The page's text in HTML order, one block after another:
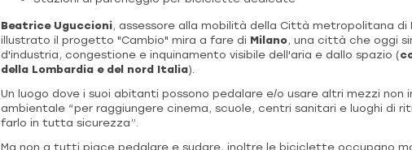
Beatrice Uguccioni, assessore alla mobilità della Città metropolitana di
illustrato il progetto "Cambio" mira a fare di Milano, una città che oggi
d'industria, congestione e inquinamento visibile dell'aria e dallo spazio (
della Lombardia e del nord Italia).
Un luogo dove i suoi abitanti possono pedalare e/o usare altri mezzi non
ambientale “per raggiungere cinema, scuole, centri sanitari e luoghi di
farlo in tutta sicurezza”.
Ma non a tutti piace pedalare e sudare, inoltre le biciclette occupano